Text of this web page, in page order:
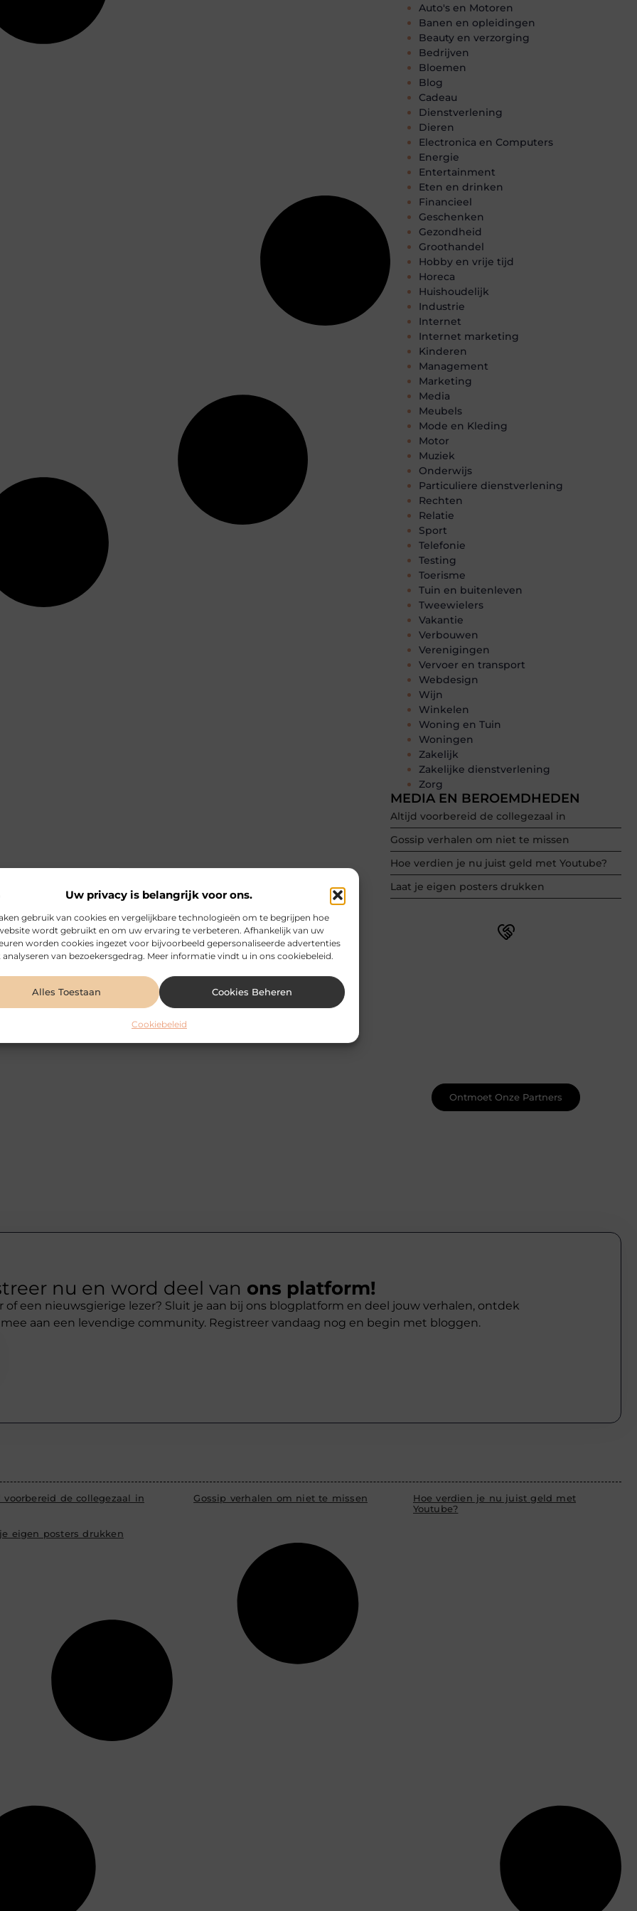
Uw privacy is belangrijk voor ons.
gebruik van cookies en vergelijkbare technologieën om te begrijpen hoe
wordt gebruikt en om uw ervaring te verbeteren. Afhankelijk van uw
worden cookies ingezet voor bijvoorbeeld gepersonaliseerde advertenties
analyseren van bezoekersgedrag. Meer informatie vindt u in ons cookiebeleid.
Alles Toestaan Cookies Beheren
Cookiebeleid
Auto's en Motoren
Banen en opleidingen
Beauty en verzorging
Bedrijven
Bloemen
Blog
Cadeau
Dienstverlening
Dieren
Electronica en Computers
Energie
Entertainment
Eten en drinken
Financieel
Geschenken
Gezondheid
Groothandel
Hobby en vrije tijd
Horeca
Huishoudelijk
Industrie
Internet
Internet marketing
Kinderen
Management
Marketing
Media
Meubels
Mode en Kleding
Motor
Muziek
Onderwijs
Particuliere dienstverlening
Rechten
Relatie
Sport
Telefonie
Testing
Toerisme
Tuin en buitenleven
Tweewielers
Vakantie
Verbouwen
Verenigingen
Vervoer en transport
Webdesign
Wijn
Winkelen
Woning en Tuin
Woningen
Zakelijk
Zakelijke dienstverlening
Zorg
MEDIA EN BEROEMDHEDEN
Altijd voorbereid de collegezaal in
Gossip verhalen om niet te missen
Hoe verdien je nu juist geld met Youtube?
Laat je eigen posters drukken
Ontmoet Onze Partners
nu en word deel van ons platform!
of een nieuwsgierige lezer? Sluit je aan bij ons blogplatform en deel jouw verhalen, ontdek
aan een levendige community. Registreer vandaag nog en begin met bloggen.
voorbereid de collegezaal in Gossip verhalen om niet te missen
Hoe verdien je nu juist geld met
Youtube?
eigen posters drukken